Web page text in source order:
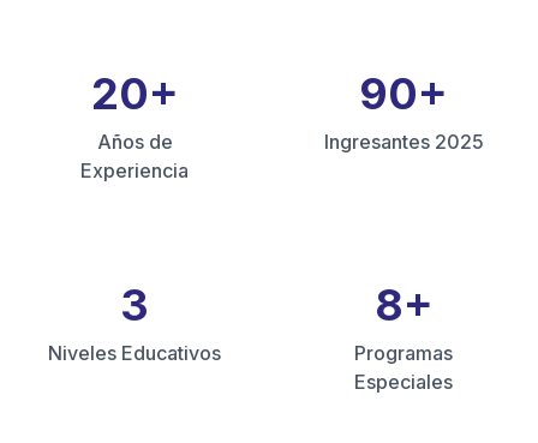
20+
Años de
Experiencia
90+
Ingresantes 2025
3
Niveles Educativos
8+
Programas
Especiales